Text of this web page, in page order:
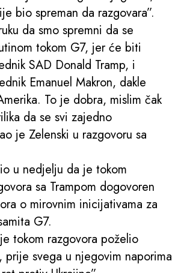
bio spreman da razgovara”.
da smo spremni da se
tokom G7, jer će biti
SAD Donald Tramp, i
Emanuel Makron, dakle
To je dobra, mislim čak
da se svi zajedno
je Zelenski u razgovoru sa
u nedjelju da je tokom
sa Trampom dogovoren
o mirovnim inicijativama za
G7.
tokom razgovora poželio
prije svega u njegovim naporima